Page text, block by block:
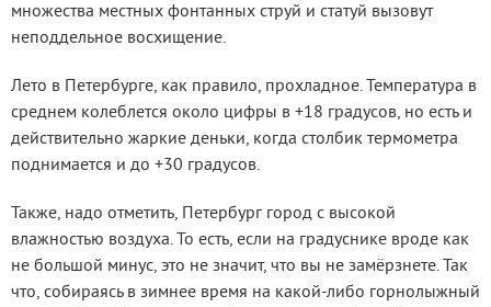
множества местных фонтанных струй и статуй вызовут
неподдельное восхищение.
Лето в Петербурге, как правило, прохладное. Температура в
среднем колеблется около цифры в +18 градусов, но есть и
действительно жаркие деньки, когда столбик термометра
поднимается и до +30 градусов.
Также, надо отметить, Петербург город с высокой
влажностью воздуха. То есть, если на градуснике вроде как
не большой минус, это не значит, что вы не замёрзнете. Так
что, собираясь в зимнее время на какой-либо горнолыжный